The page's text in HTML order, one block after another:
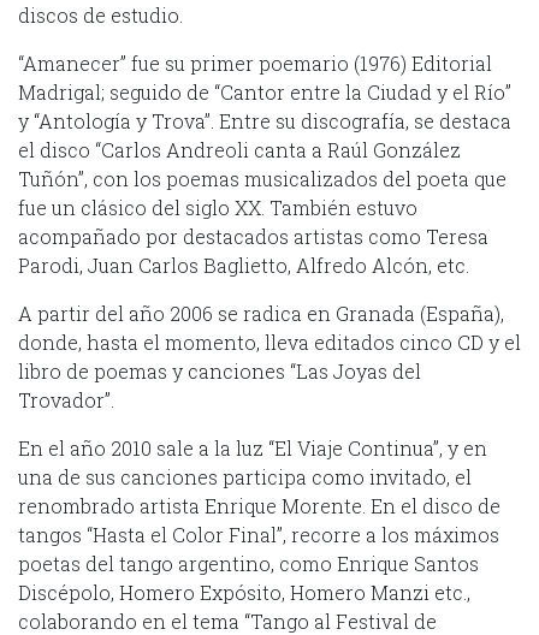
discos de estudio.
“Amanecer” fue su primer poemario (1976) Editorial
Madrigal; seguido de “Cantor entre la Ciudad y el Río”
y “Antología y Trova”. Entre su discografía, se destaca
el disco “Carlos Andreoli canta a Raúl González
Tuñón”, con los poemas musicalizados del poeta que
fue un clásico del siglo XX. También estuvo
acompañado por destacados artistas como Teresa
Parodi, Juan Carlos Baglietto, Alfredo Alcón, etc.
A partir del año 2006 se radica en Granada (España),
donde, hasta el momento, lleva editados cinco CD y el
libro de poemas y canciones “Las Joyas del
Trovador”.
En el año 2010 sale a la luz “El Viaje Continua”, y en
una de sus canciones participa como invitado, el
renombrado artista Enrique Morente. En el disco de
tangos “Hasta el Color Final”, recorre a los máximos
poetas del tango argentino, como Enrique Santos
Discépolo, Homero Expósito, Homero Manzi etc.,
colaborando en el tema “Tango al Festival de